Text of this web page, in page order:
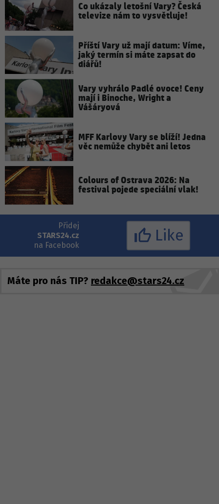
Co ukázaly letošní Vary? Česká
televize nám to vysvětluje!
Příští Vary už mají datum: Víme,
jaký termín si máte zapsat do
diářů!
Vary vyhrálo Padlé ovoce! Ceny
mají i Binoche, Wright a
Vášáryová
MFF Karlovy Vary se blíží! Jedna
věc nemůže chybět ani letos
Colours of Ostrava 2026: Na
festival pojede speciální vlak!
Přidej
STARS24.cz
na Facebook
Like
Máte pro nás TIP? redakce@stars24.cz